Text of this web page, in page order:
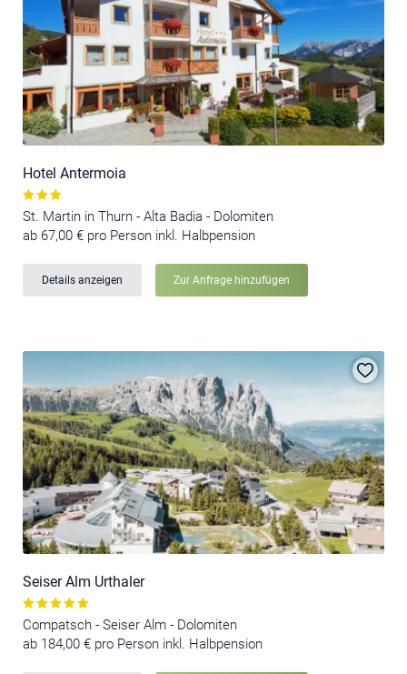
Hotel Antermoia
St. Martin in Thurn - Alta Badia - Dolomiten
ab 67,00 € pro Person inkl. Halbpension
Details anzeigen Zur Anfrage hinzufügen
Seiser Alm Urthaler
Compatsch - Seiser Alm - Dolomiten
ab 184,00 € pro Person inkl. Halbpension